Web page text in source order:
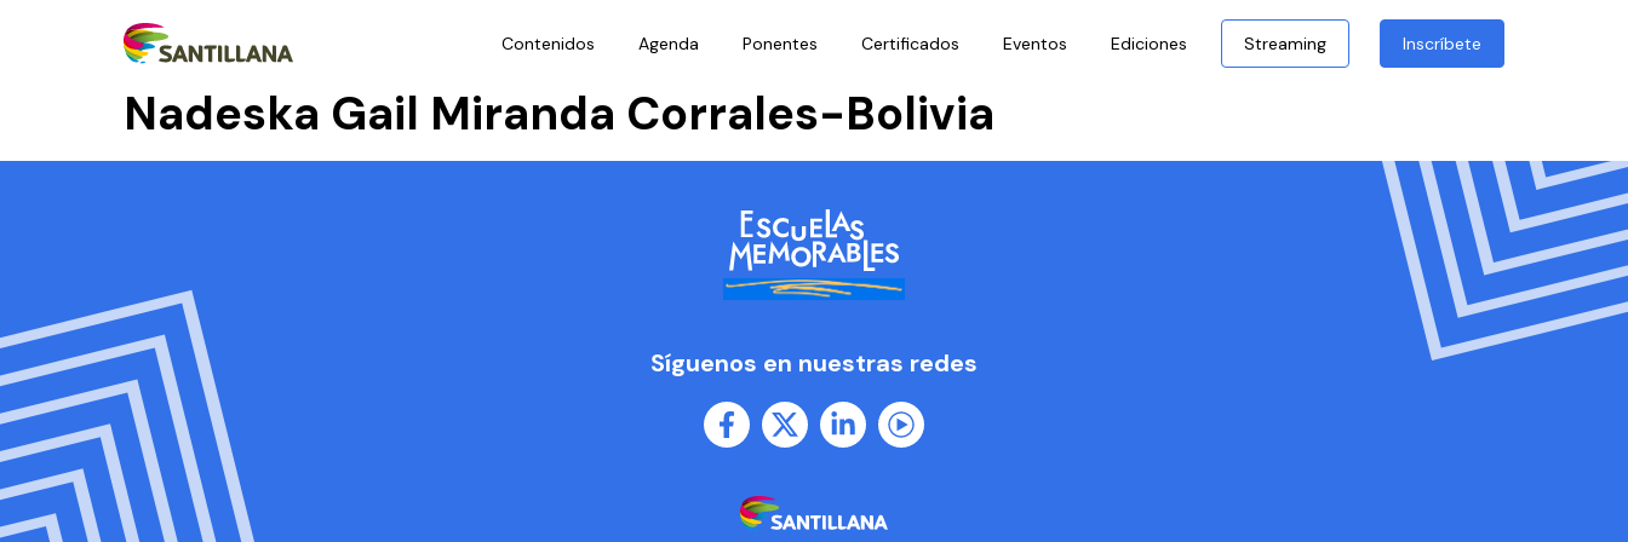
Contenidos Agenda Ponentes Certificados Eventos Ediciones Streaming Inscríbete
Nadeska Gail Miranda Corrales-Bolivia
Síguenos en nuestras redes